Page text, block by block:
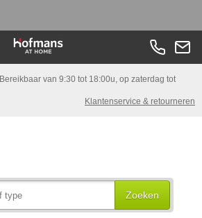
Bereikbaar van 9:30 tot 18:00u, op zaterdag tot
Klantenservice & retourneren
Zoeken